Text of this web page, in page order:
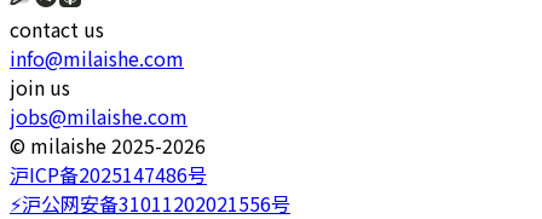
contact us
info@milaishe.com
join us
jobs@milaishe.com
©️ milaishe 2025-2026
沪ICP备2025147486号
⚡️沪公网安备31011202021556号